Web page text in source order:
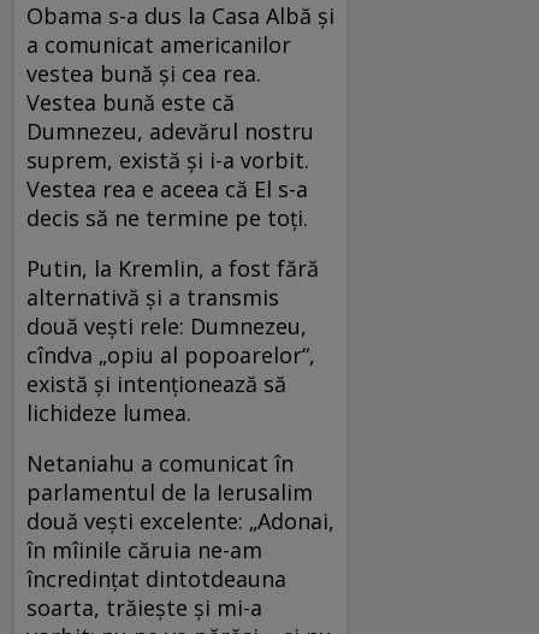
Obama s-a dus la Casa Albă şi
a comunicat americanilor
vestea bună şi cea rea.
Vestea bună este că
Dumnezeu, adevărul nostru
suprem, există şi i-a vorbit.
Vestea rea e aceea că El s-a
decis să ne termine pe toţi.
Putin, la Kremlin, a fost fără
alternativă şi a transmis
două veşti rele: Dumnezeu,
cîndva „opiu al popoarelor“,
există şi intenţionează să
lichideze lumea.
Netaniahu a comunicat în
parlamentul de la Ierusalim
două veşti excelente: „Adonai,
în mîinile căruia ne-am
încredinţat dintotdeauna
soarta, trăieşte şi mi-a